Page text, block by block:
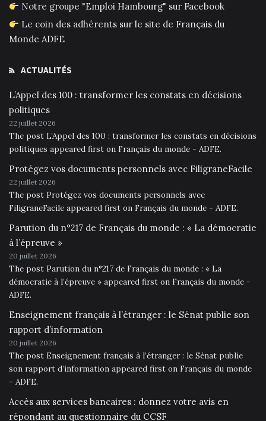
Notre groupe "Emploi Hambourg" sur Facebook
Le coin des adhérents sur le site de Français du
Monde ADFE
ACTUALITÉS
L’Appel des 100 : transformer les constats en décisions
politiques
22 juillet 2026
The post L’Appel des 100 : transformer les constats en décisions
politiques appeared first on Français du monde - ADFE.
Protégez vos documents personnels avec FiligraneFacile
22 juillet 2026
The post Protégez vos documents personnels avec
FiligraneFacile appeared first on Français du monde - ADFE.
Parution du n°217 de Français du monde : « La démocratie
à l’épreuve »
20 juillet 2026
The post Parution du n°217 de Français du monde : « La
démocratie à l’épreuve » appeared first on Français du monde -
ADFE.
Enseignement français à l’étranger : le Sénat publie son
rapport d’information
20 juillet 2026
The post Enseignement français à l’étranger : le Sénat publie
son rapport d’information appeared first on Français du monde
- ADFE.
Accès aux services bancaires : donnez votre avis en
répondant au questionnaire du CCSF